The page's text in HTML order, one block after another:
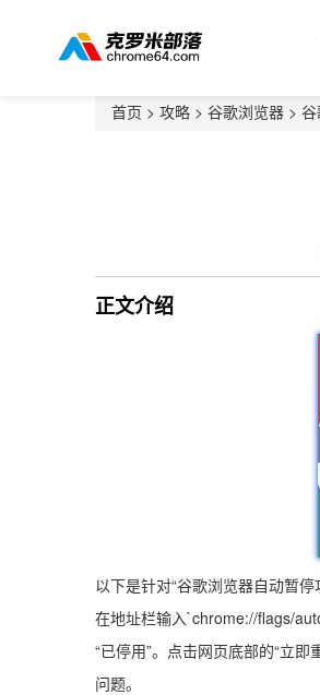
首页 > 攻略 > 谷歌浏览器 >
正文介绍
以下是针对“谷歌浏览器自动暂停
在地址栏输入`chrome://flags/
“已停用”。点击网页底部的“立
问题。